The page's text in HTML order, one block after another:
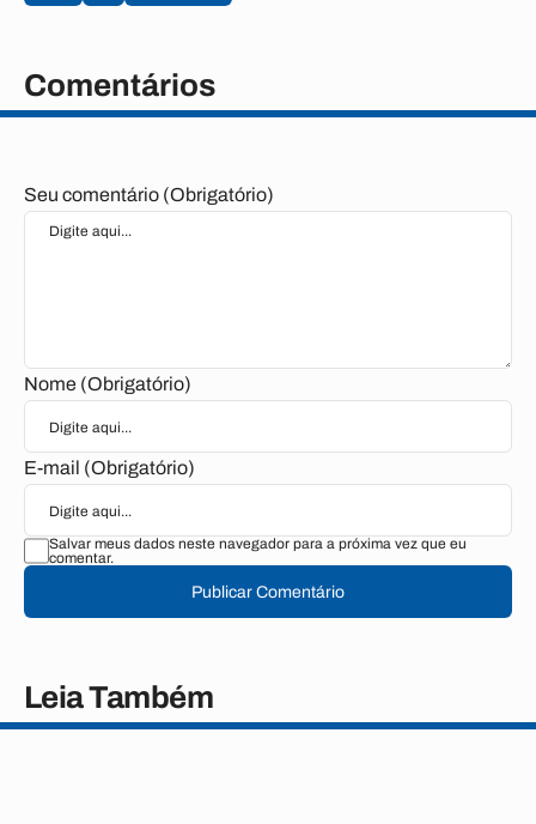
Comentários
Seu comentário (Obrigatório)
Nome (Obrigatório)
E-mail (Obrigatório)
Salvar meus dados neste navegador para a próxima vez que eu
comentar.
Publicar Comentário
Leia Também